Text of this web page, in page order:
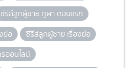
ซีรีส์ลูกผู้ชาย ภูผา ตอนแรก
ย่อ
ซีรีส์ลูกผู้ชาย เรื่องย่อ
ออนไลน์